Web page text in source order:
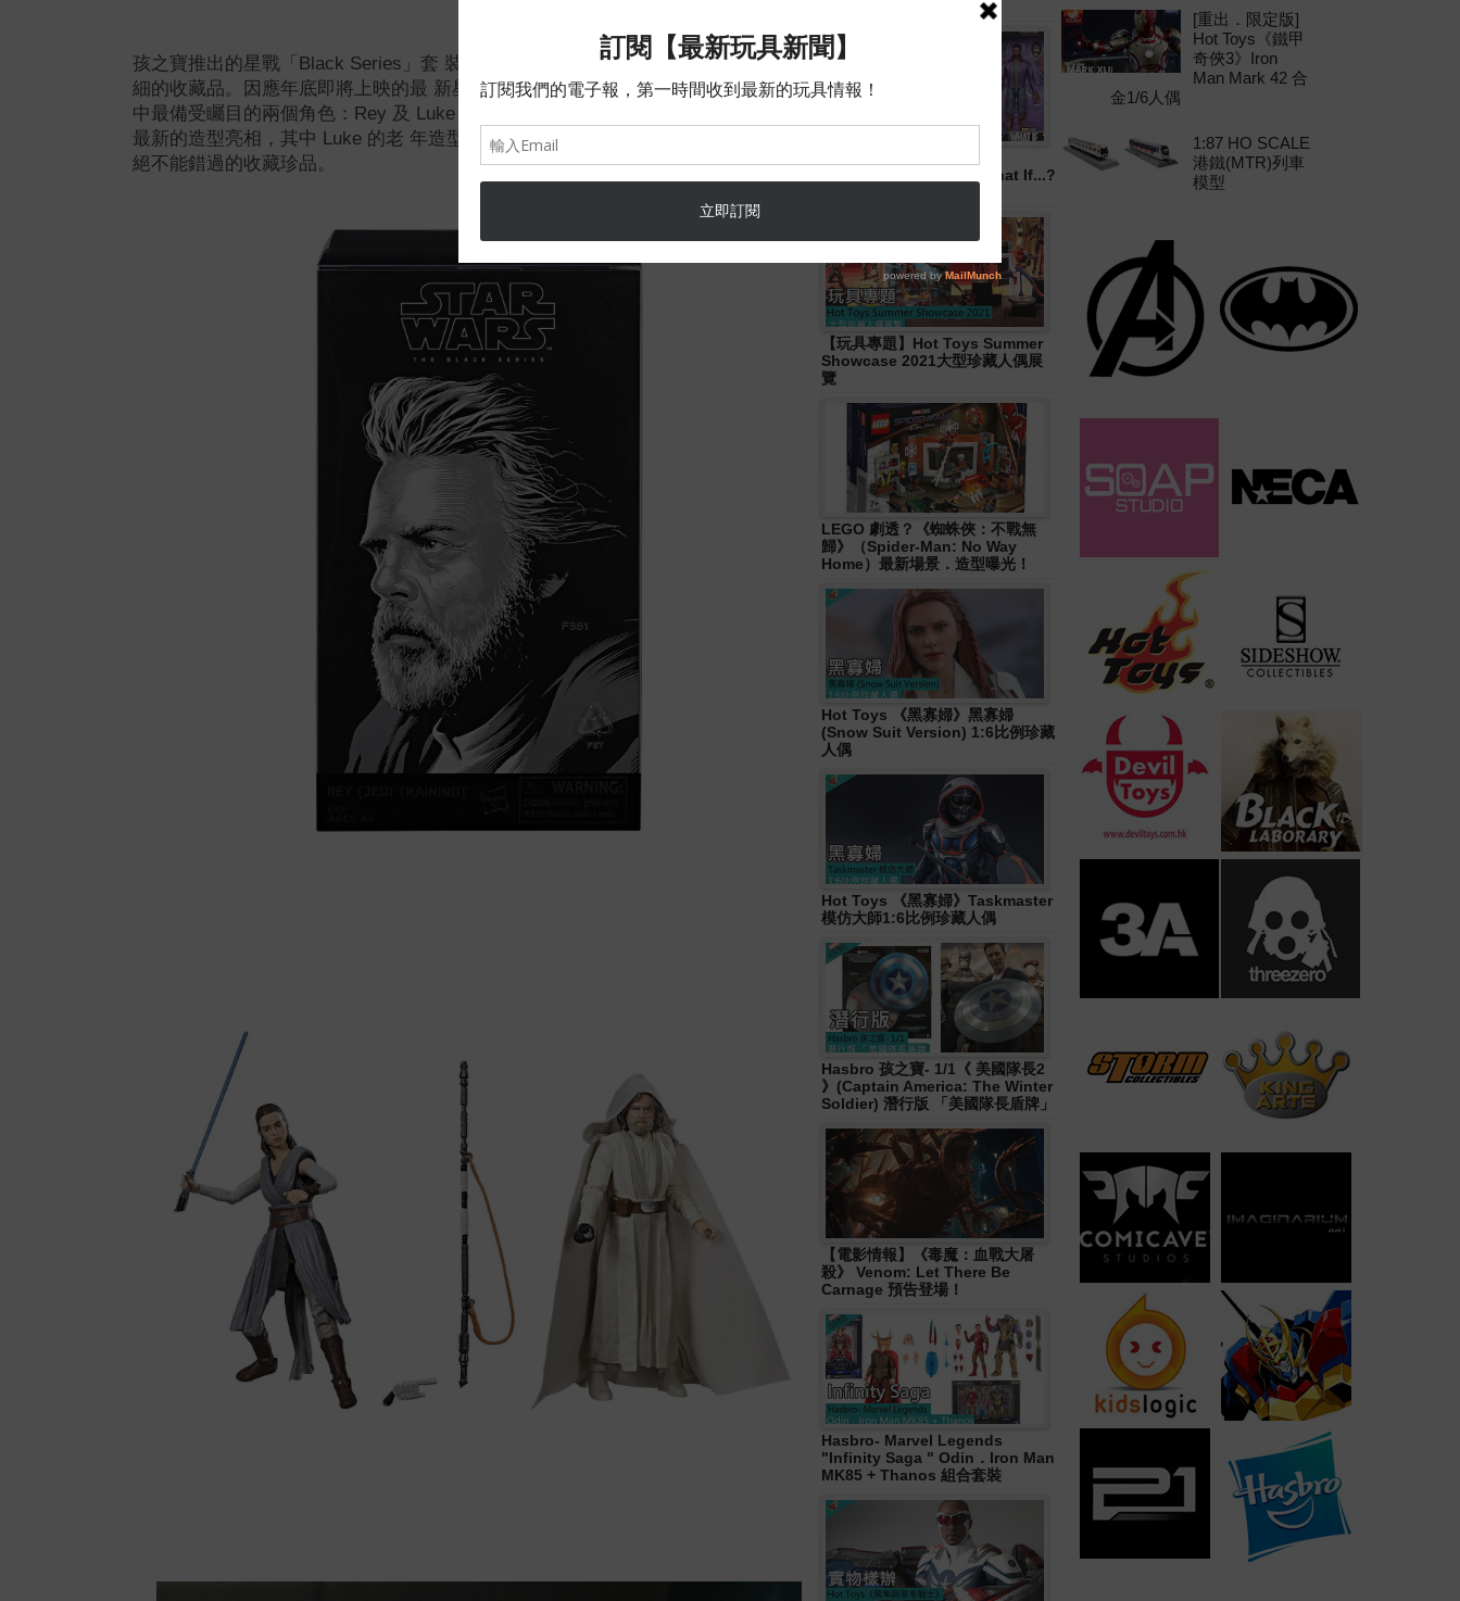
孩之寶推出的星戰「Black Series」套 裝，集完美的手藝，製作出猶如雕刻般 精
細的收藏品。因應年底即將上映的最 新星戰電影《星際大戰: 最後的絕地武 士》
中最備受矚目的兩個角色：Rey 及 Luke Skywalker 的重遇而設計的紀念 版，以
最新的造型亮相，其中 Luke 的老 年造型更是首度商品化，收藏度極高， 星戰迷
絕不能錯過的收藏珍品。
Legends《Disney+ 》What If...?
【玩具專題】Hot Toys Summer
Showcase 2021大型珍藏人偶展
覽
LEGO 劇透？《蜘蛛俠：不戰無
歸》（Spider-Man: No Way
Home）最新場景．造型曝光！
Hot Toys 《黑寡婦》黑寡婦
(Snow Suit Version) 1:6比例珍藏
人偶
Hot Toys 《黑寡婦》Taskmaster
模仿大師1:6比例珍藏人偶
Hasbro 孩之寶- 1/1《 美國隊長2
》(Captain America: The Winter
Soldier) 潛行版 「美國隊長盾牌」
【電影情報】《毒魔：血戰大屠
殺》 Venom: Let There Be
Carnage 預告登場！
Hasbro- Marvel Legends
"Infinity Saga " Odin．Iron Man
MK85 + Thanos 組合套裝
[重出．限定版]
Hot Toys《鐵甲
奇俠3》Iron
Man Mark 42 合
金1/6人偶
1:87 HO SCALE
港鐵(MTR)列車
模型